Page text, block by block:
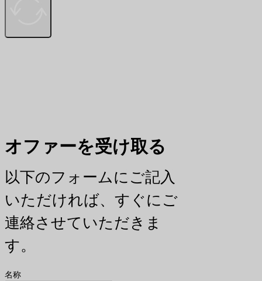
オファーを受け取る
以下のフォームにご記入
いただければ、すぐにご
連絡させていただきま
す。
名称